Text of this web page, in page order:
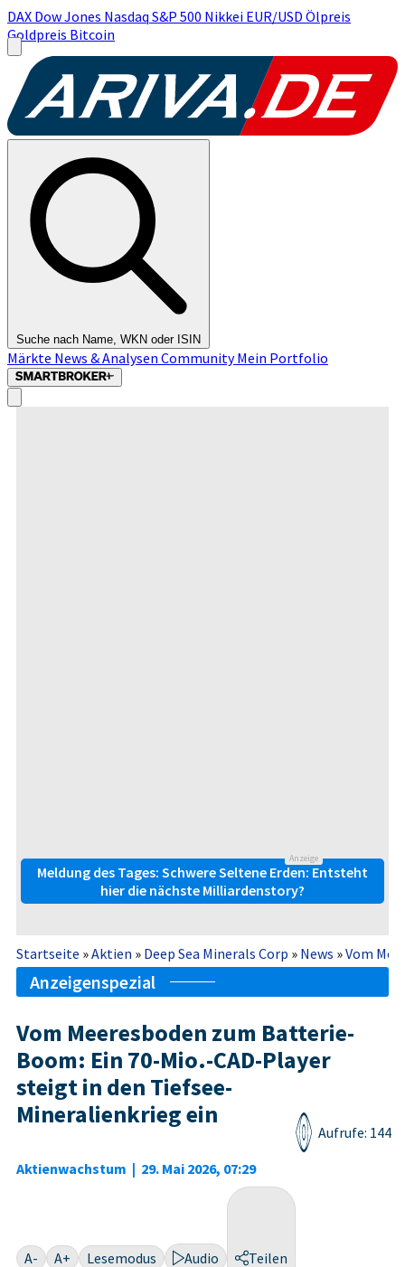
DAX Dow Jones Nasdaq S&P 500 Nikkei EUR/USD Ölpreis
Goldpreis Bitcoin
Suche nach Name, WKN oder ISIN
Märkte News & Analysen CommunityMein Portfolio
Anzeige
Meldung des Tages: Schwere Seltene Erden: Entsteht
hier die nächste Milliardenstory?
Startseite »Aktien » Deep Sea Minerals Corp » News »Vom
Anzeigenspezial
Vom Meeresboden zum Batterie-
Boom: Ein 70-Mio.-CAD-Player
steigt in den Tiefsee-
Mineralienkrieg ein
Aktienwachstum | 29. Mai 2026, 07:29
Aufrufe: 144
A- A+ Lesemodus Audio Teilen